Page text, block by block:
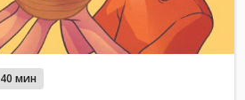
40 мин